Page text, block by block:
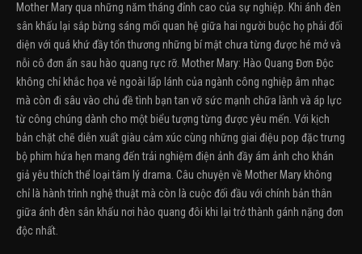
Mother Mary qua những năm tháng đỉnh cao của sự nghiệp. Khi ánh đèn
sân khấu lại sắp bừng sáng mối quan hệ giữa hai người buộc họ phải đối
diện với quá khứ đầy tổn thương những bí mật chưa từng được hé mở và
nỗi cô đơn ẩn sau hào quang rực rỡ. Mother Mary: Hào Quang Đơn Độc
không chỉ khắc họa vẻ ngoài lấp lánh của ngành công nghiệp âm nhạc
mà còn đi sâu vào chủ đề tình bạn tan vỡ sức mạnh chữa lành và áp lực
từ công chúng dành cho một biểu tượng từng được yêu mến. Với kịch
bản chặt chẽ diễn xuất giàu cảm xúc cùng những giai điệu pop đặc trưng
bộ phim hứa hẹn mang đến trải nghiệm điện ảnh đầy ám ảnh cho khán
giả yêu thích thể loại tâm lý drama. Câu chuyện về Mother Mary không
chỉ là hành trình nghệ thuật mà còn là cuộc đối đầu với chính bản thân
giữa ánh đèn sân khấu nơi hào quang đôi khi lại trở thành gánh nặng đơn
độc nhất.